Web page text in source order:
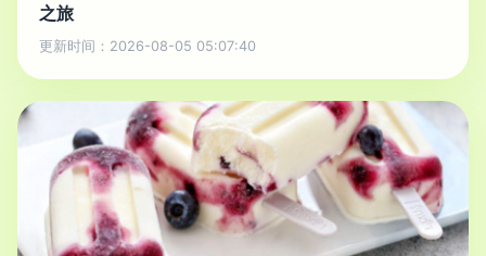
之旅
更新时间：2026-08-05 05:07:40